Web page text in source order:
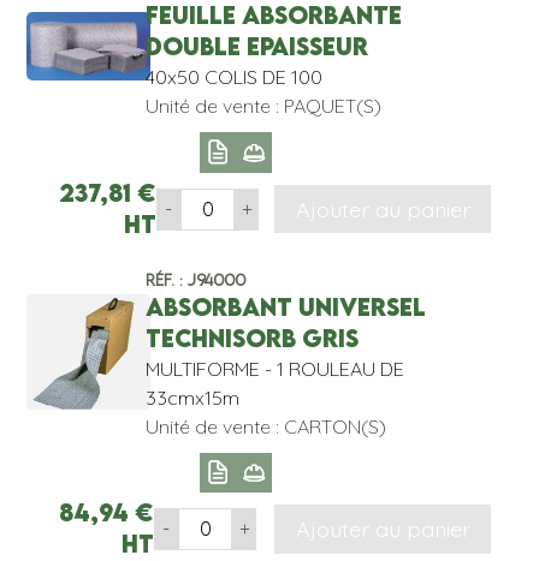
FEUILLE ABSORBANTE
DOUBLE EPAISSEUR
40x50 COLIS DE 100
Unité de vente : PAQUET(S)
237,81€
HT
- + Ajouter au panier
Réf. : J94000
ABSORBANT UNIVERSEL
TECHNISORB GRIS
MULTIFORME - 1 ROULEAU DE
33cmx15m
Unité de vente : CARTON(S)
84,94€
HT
- + Ajouter au panier